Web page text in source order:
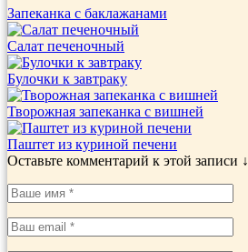
Запеканка с баклажанами
Салат печеночный
Булочки к завтраку
Творожная запеканка с вишней
Паштет из куриной печени
Оставьте комментарий к этой записи ↓